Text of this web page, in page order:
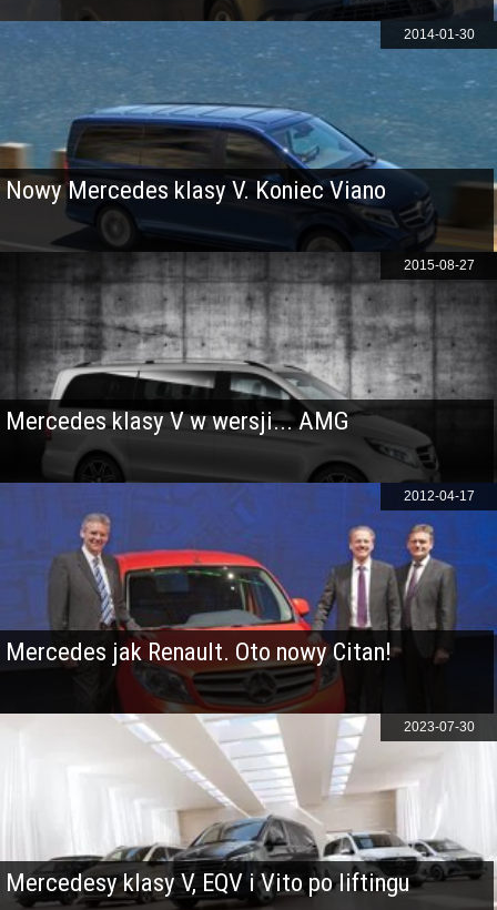
Nowy Mercedes klasy V. Koniec Viano
2014-01-30
Mercedes klasy V w wersji... AMG
2015-08-27
Mercedes jak Renault. Oto nowy Citan!
2012-04-17
Mercedesy klasy V, EQV i Vito po liftingu
2023-07-30